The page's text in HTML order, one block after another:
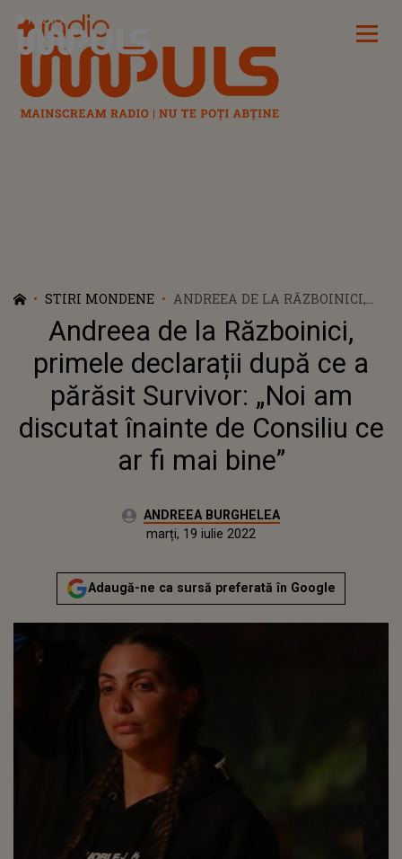
Radio Impuls
STIRI MONDENE
ANDREEA DE LA RĂZBOINICI,
PRIMELE DECLARAȚII DUPĂ CE
A PĂRĂSIT SURVIVOR: „NOI AM
DISCUTAT ÎNAINTE DE
CONSILIU CE AR FI MAI BINE”
Andreea de la Războinici,
primele declarații după ce a
părăsit Survivor: „Noi am
discutat înainte de Consiliu ce
ar fi mai bine”
Autor:ANDREEA BURGHELEA
Actualizat:
marți, 19 iulie 2022
Adaugă-ne ca sursă preferată în Google